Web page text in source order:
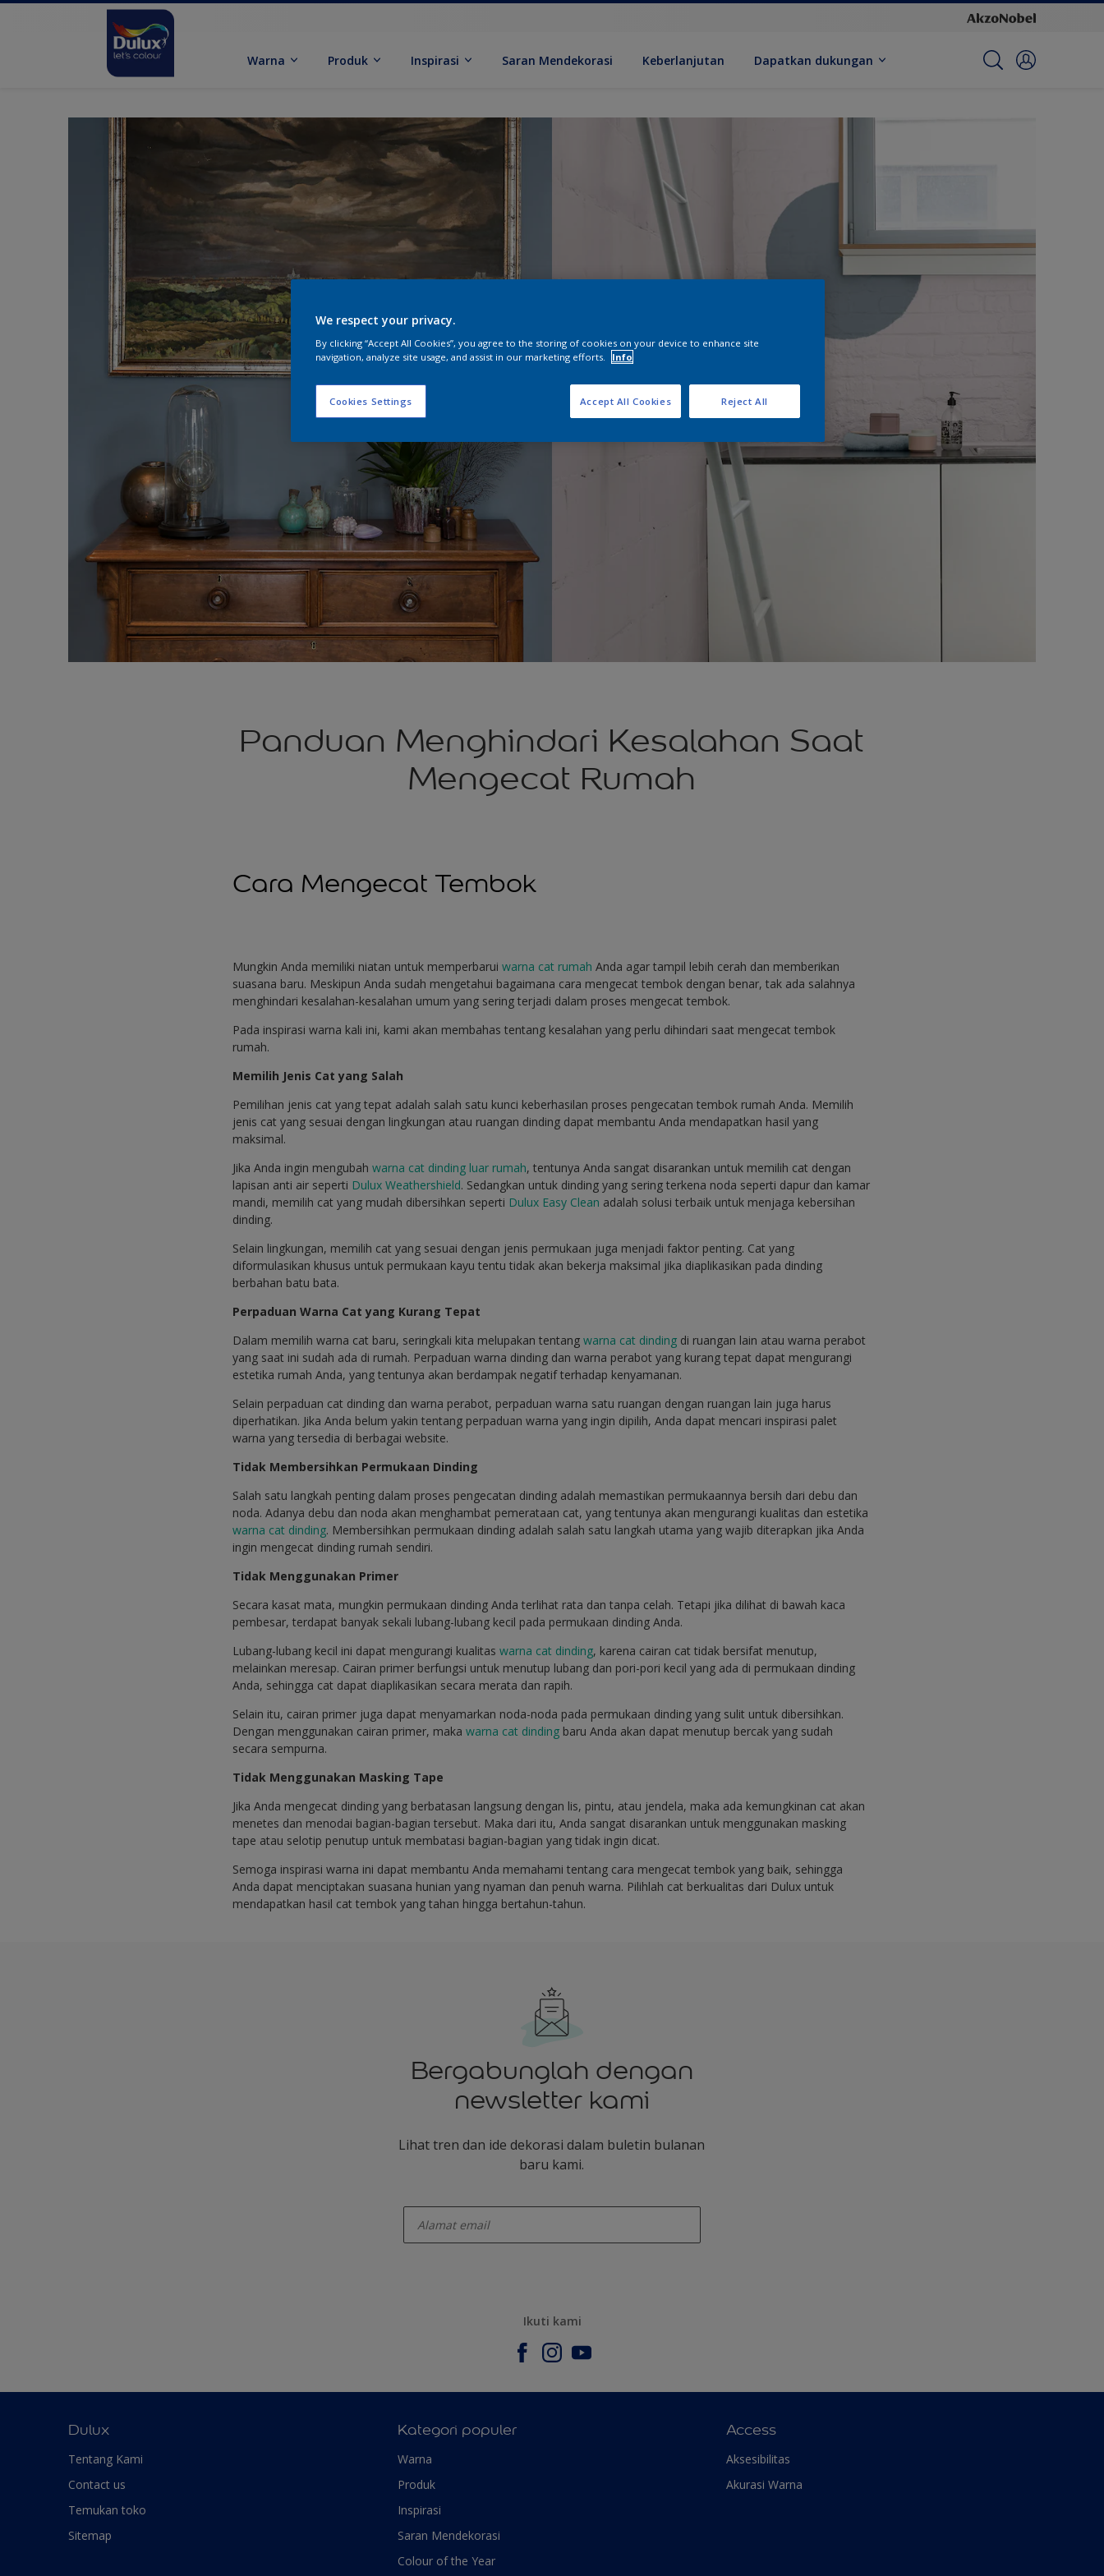
Warna Produk Inspirasi Saran Mendekorasi Keberlanjutan Dapatkan dukungan
Panduan Menghindari Kesalahan Saat
Mengecat Rumah
Cara Mengecat Tembok
Mungkin Anda memiliki niatan untuk memperbaruiwarna cat rumah Anda agar tampil lebih cerah dan memberikan
suasana baru. Meskipun Anda sudah mengetahui bagaimana cara mengecat tembok dengan benar, tak ada salahnya
menghindari kesalahan-kesalahan umum yang sering terjadi dalam proses mengecat tembok.
Pada inspirasi warna kali ini, kami akan membahas tentang kesalahan yang perlu dihindari saat mengecat tembok
rumah.
Memilih Jenis Cat yang Salah
Pemilihan jenis cat yang tepat adalah salah satu kunci keberhasilan proses pengecatan tembok rumah Anda. Memilih
jenis cat yang sesuai dengan lingkungan atau ruangan dinding dapat membantu Anda mendapatkan hasil yang
maksimal.
Jika Anda ingin mengubahwarna cat dinding luar rumah, tentunya Anda sangat disarankan untuk memilih cat dengan
lapisan anti air seperti Dulux Weathershield. Sedangkan untuk dinding yang sering terkena noda seperti dapur dan kamar
mandi, memilih cat yang mudah dibersihkan seperti Dulux Easy Clean adalah solusi terbaik untuk menjaga kebersihan
dinding.
Selain lingkungan, memilih cat yang sesuai dengan jenis permukaan juga menjadi faktor penting. Cat yang
diformulasikan khusus untuk permukaan kayu tentu tidak akan bekerja maksimal jika diaplikasikan pada dinding
berbahan batu bata.
Perpaduan Warna Cat yang Kurang Tepat
Dalam memilih warna cat baru, seringkali kita melupakan tentangwarna cat dinding di ruangan lain atau warna perabot
yang saat ini sudah ada di rumah. Perpaduan warna dinding dan warna perabot yang kurang tepat dapat mengurangi
estetika rumah Anda, yang tentunya akan berdampak negatif terhadap kenyamanan.
Selain perpaduan cat dinding dan warna perabot, perpaduan warna satu ruangan dengan ruangan lain juga harus
diperhatikan. Jika Anda belum yakin tentang perpaduan warna yang ingin dipilih, Anda dapat mencari inspirasi palet
warna yang tersedia di berbagai website.
Tidak Membersihkan Permukaan Dinding
Salah satu langkah penting dalam proses pengecatan dinding adalah memastikan permukaannya bersih dari debu dan
noda. Adanya debu dan noda akan menghambat pemerataan cat, yang tentunya akan mengurangi kualitas dan estetika
warna cat dinding. Membersihkan permukaan dinding adalah salah satu langkah utama yang wajib diterapkan jika Anda
ingin mengecat dinding rumah sendiri.
Tidak Menggunakan Primer
Secara kasat mata, mungkin permukaan dinding Anda terlihat rata dan tanpa celah. Tetapi jika dilihat di bawah kaca
pembesar, terdapat banyak sekali lubang-lubang kecil pada permukaan dinding Anda.
Lubang-lubang kecil ini dapat mengurangi kualitaswarna cat dinding, karena cairan cat tidak bersifat menutup,
melainkan meresap. Cairan primer berfungsi untuk menutup lubang dan pori-pori kecil yang ada di permukaan dinding
Anda, sehingga cat dapat diaplikasikan secara merata dan rapih.
Selain itu, cairan primer juga dapat menyamarkan noda-noda pada permukaan dinding yang sulit untuk dibersihkan.
Dengan menggunakan cairan primer, makawarna cat dinding baru Anda akan dapat menutup bercak yang sudah
secara sempurna.
Tidak Menggunakan Masking Tape
Jika Anda mengecat dinding yang berbatasan langsung dengan lis, pintu, atau jendela, maka ada kemungkinan cat akan
menetes dan menodai bagian-bagian tersebut. Maka dari itu, Anda sangat disarankan untuk menggunakan masking
tape atau selotip penutup untuk membatasi bagian-bagian yang tidak ingin dicat.
Semoga inspirasi warna ini dapat membantu Anda memahami tentang cara mengecat tembok yang baik, sehingga
Anda dapat menciptakan suasana hunian yang nyaman dan penuh warna. Pilihlah cat berkualitas dari Dulux untuk
mendapatkan hasil cat tembok yang tahan hingga bertahun-tahun.
Bergabunglah dengan
newsletter kami
Lihat tren dan ide dekorasi dalam buletin bulanan
baru kami.
Ikuti kami
Dulux
Tentang Kami
Contact us
Temukan toko
Sitemap
Kategori populer
Warna
Produk
Inspirasi
Saran Mendekorasi
Colour of the Year
Access
Aksesibilitas
Akurasi Warna
We respect your privacy.
By clicking “Accept All Cookies”, you agree to the storing of cookies on your device to enhance site
navigation, analyze site usage, and assist in our marketing efforts.
Info
Cookies Settings Reject All
Accept All Cookies